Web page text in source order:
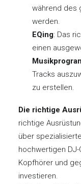
während des
werden.
EQing: Das
einen
Tracks
zu erstellen.
Die richtige
richtige
über
hochwertigen
Kopfhörer und
investieren.